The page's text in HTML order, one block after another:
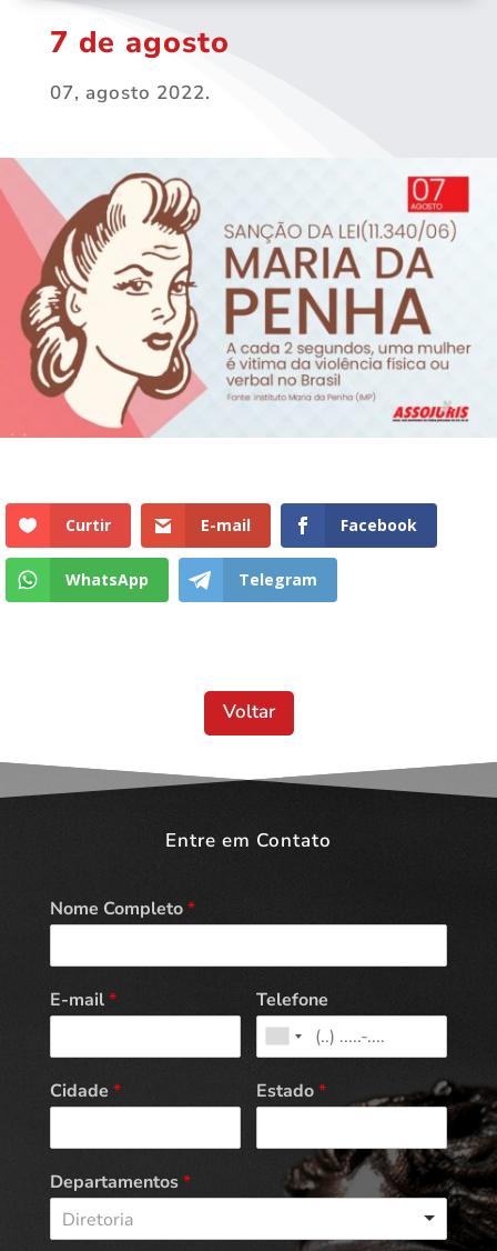
7 de agosto
07, agosto 2022.
Curtir E-mail Facebook
WhatsApp Telegram
Voltar
Entre em Contato
Nome Completo*
E-mail* Telefone
Cidade * Estado*
Departamentos*
Diretoria